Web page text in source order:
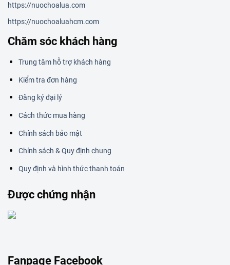
https://nuochoalua.com
https://nuochoaluahcm.com
Chăm sóc khách hàng
Trung tâm hỗ trợ khách hàng
Kiểm tra đơn hàng
Đăng ký đại lý
Cách thức mua hàng
Chính sách bảo mật
Chính sách & Quy định chung
Quy định và hình thức thanh toán
Được chứng nhận
Fanpage Facebook